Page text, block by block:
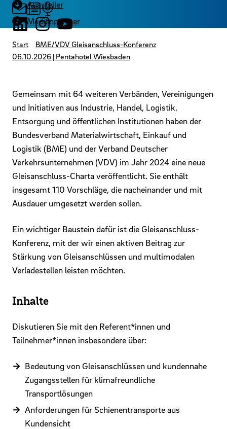
Aussteller
Medienpartner
Start
BME/VDV Gleisanschluss-Konferenz
06.10.2026 | Pentahotel Wiesbaden
Gemeinsam mit 64 weiteren Verbänden, Vereinigungen
und Initiativen aus Industrie, Handel, Logistik,
Entsorgung und öffentlichen Institutionen haben der
Bundesverband Materialwirtschaft, Einkauf und
Logistik (BME) und der Verband Deutscher
Verkehrsunternehmen (VDV) im Jahr 2024 eine neue
Gleisanschluss-Charta veröffentlicht. Sie enthält
insgesamt 110 Vorschläge, die nacheinander und mit
Ausdauer umgesetzt werden sollen.
Ein wichtiger Baustein dafür ist die Gleisanschluss-
Konferenz, mit der wir einen aktiven Beitrag zur
Stärkung von Gleisanschlüssen und multimodalen
Verladestellen leisten möchten.
Inhalte
Diskutieren Sie mit den Referent*innen und
Teilnehmer*innen insbesondere über:
Bedeutung von Gleisanschlüssen und kundennahe
Zugangsstellen für klimafreundliche
Transportlösungen
Anforderungen für Schienentransporte aus
Kundensicht